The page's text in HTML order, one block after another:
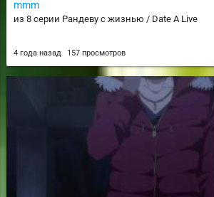
mmm
из 8 серии Рандеву с жизнью / Date A Live
4 года назад 157 просмотров